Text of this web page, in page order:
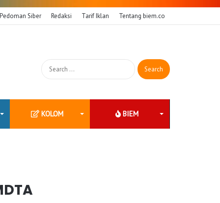
Pedoman Siber Redaksi Tarif Iklan Tentang biem.co
Search
for:
KOLOM BIEM